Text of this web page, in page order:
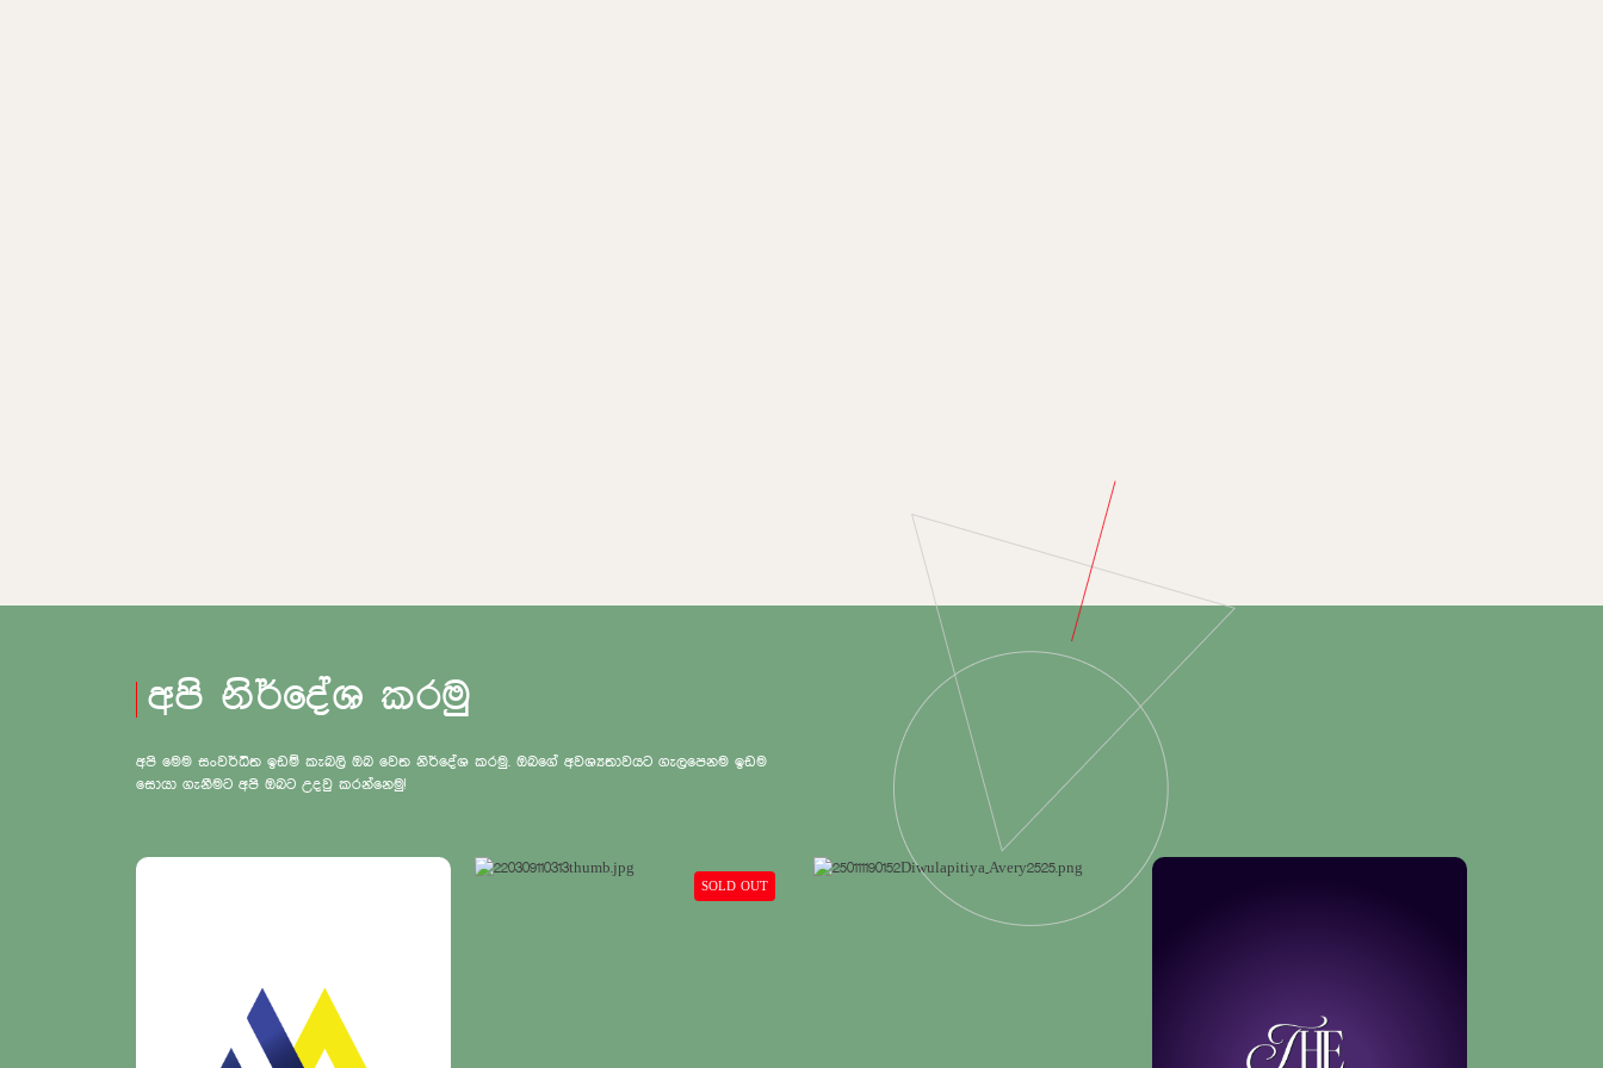
අපි නිර්දේශ කරමු
අපි මෙම සංවර්ධිත ඉඩම් කැබලි ඔබ වෙත නිර්දේශ කරමු. ඔබගේ අවශ්‍යතාවයට ගැලපෙනම ඉඩම
සොයා ගැනීමට අපි ඔබට උදවු කරන්නෙමු!
SOLD OUT